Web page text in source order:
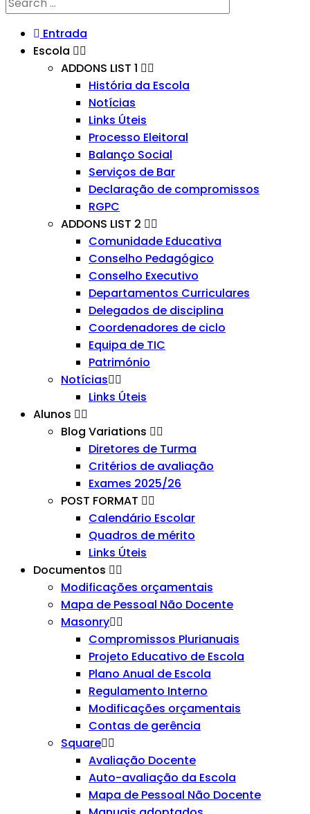
Entrada
Escola
ADDONS LIST 1
História da Escola
Notícias
Links Úteis
Processo Eleitoral
Balanço Social
Serviços de Bar
Declaração de compromissos
RGPC
ADDONS LIST 2
Comunidade Educativa
Conselho Pedagógico
Conselho Executivo
Departamentos Curriculares
Delegados de disciplina
Coordenadores de ciclo
Equipa de TIC
Património
Notícias
Links Úteis
Alunos
Blog Variations
Diretores de Turma
Critérios de avaliação
Exames 2025/26
POST FORMAT
Calendário Escolar
Quadros de mérito
Links Úteis
Documentos
Modificações orçamentais
Mapa de Pessoal Não Docente
Masonry
Compromissos Plurianuais
Projeto Educativo de Escola
Plano Anual de Escola
Regulamento Interno
Modificações orçamentais
Contas de gerência
Square
Avaliação Docente
Auto-avaliação da Escola
Mapa de Pessoal Não Docente